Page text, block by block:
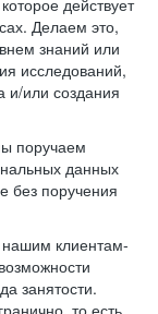
действует
Делаем это,
знаний или
исследований,
и/или создания
поручаем
данных
без поручения
клиентам-
занятости.
то есть